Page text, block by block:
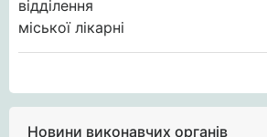
Новини виконавчих органів